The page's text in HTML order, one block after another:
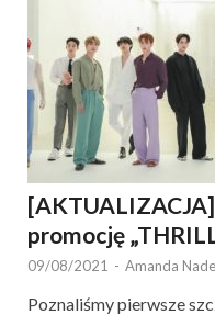
promocję
09/08/2021 - Amanda
Poznaliśmy pierwsze